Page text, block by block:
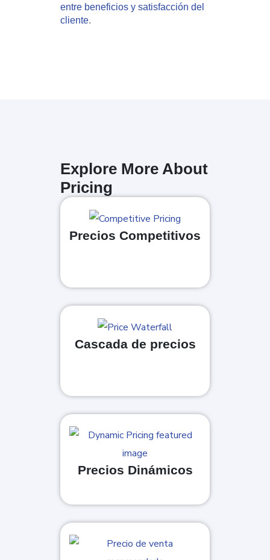
entre beneficios y satisfacción del
cliente.
Explore More About
Pricing
Precios Competitivos
Cascada de precios
Precios Dinámicos